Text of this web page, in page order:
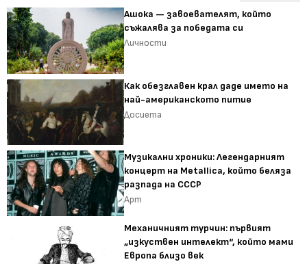
Ашока — завоевателят, който
съжалява за победата си
Личности
Как обезглавен крал даде името на
най-американското питие
Досиета
Музикални хроники: Легендарният
концерт на Metallica, който беляза
разпада на СССР
Арт
Механичният турчин: първият
„изкуствен интелект“, който мами
Европа близо век